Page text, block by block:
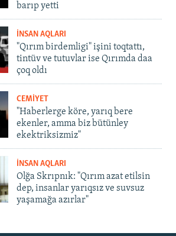
barıp yetti
İNSAN AQLARI
"Qırım birdemligi" işini toqtattı,
tintüv ve tutuvlar ise Qırımda daa
çoq oldı
CEMİYET
"Haberlerge köre, yarıq bere
ekenler, amma biz bütünley
ekektriksizmiz"
İNSAN AQLARI
Olğa Skrıpnık: "Qırım azat etilsin
dep, insanlar yarıqsız ve suvsuz
yaşamağa azırlar"